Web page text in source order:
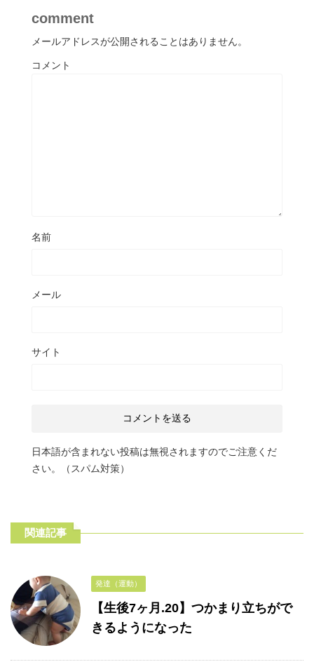
comment
メールアドレスが公開されることはありません。
コメント
名前
メール
サイト
日本語が含まれない投稿は無視されますのでご注意くだ
さい。（スパム対策）
関連記事
発達（運動）
【生後7ヶ月.20】つかまり立ちがで
きるようになった